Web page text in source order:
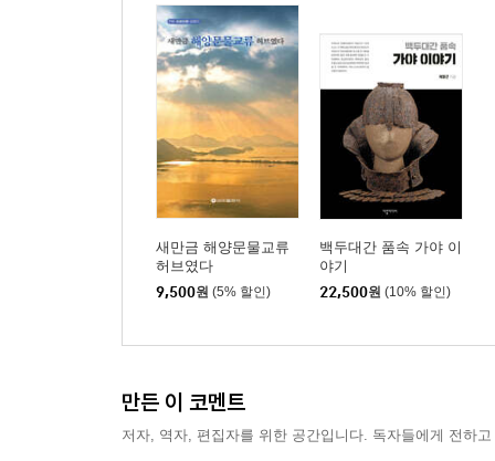
새만금 해양문물교류
허브였다
9,500원 (5% 할인)
백두대간 품속 가야 이
야기
22,500원 (10% 할인)
만든 이 코멘트
저자, 역자, 편집자를 위한 공간입니다. 독자들에게 전하